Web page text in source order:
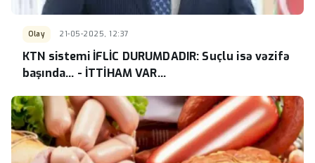
Olay 21-05-2025, 12:37
KTN sistemi İFLİC DURUMDADIR: Suçlu isə vəzifə
başında... - İTTİHAM VAR...